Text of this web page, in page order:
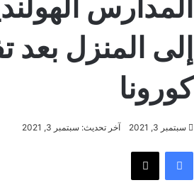
المدارس
إلى المنزل
كورونا
سبتمبر 3, 2021 آخر تحديث: سبتمبر 3, 2021
فيسبوك ‫X